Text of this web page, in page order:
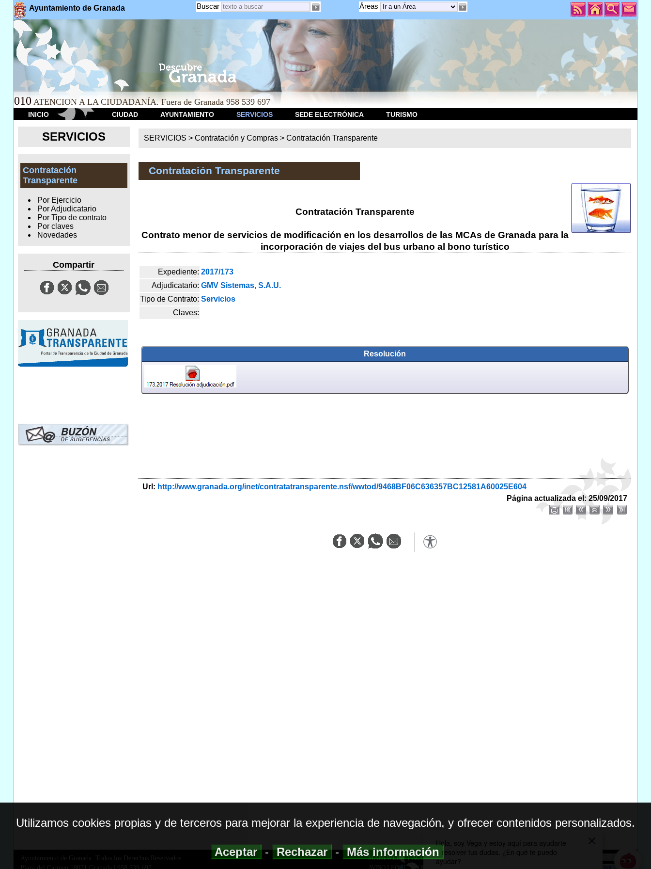
Ayuntamiento de Granada Áreas
Buscar
010 ATENCION A LA CIUDADANÍA. Fuera de Granada 958 539 697
INICIO CIUDAD AYUNTAMIENTO SERVICIOS SEDE ELECTRÓNICA TURISMO
SERVICIOS
Contratación
Transparente
Por Ejercicio
Por Adjudicatario
Por Tipo de contrato
Por claves
Novedades
Compartir
SERVICIOS >Contratación y Compras >Contratación Transparente
Contratación Transparente
Contratación Transparente
Contrato menor de servicios de modificación en los desarrollos de las MCAs de Granada para la
incorporación de viajes del bus urbano al bono turístico
Expediente: 2017/173
Adjudicatario: GMV Sistemas, S.A.U.
Tipo de Contrato: Servicios
Claves:
Resolución
Url: http://www.granada.org/inet/contratatransparente.nsf/wwtod/9468BF06C636357BC12581A60025E604
Página actualizada el: 25/09/2017
Ayuntamiento de Granada. Todos los Derechos Reservados.
MAPA WEB|ACCESIBILIDAD
AVISO LEGAL| POLITICA DE PRIVACIDAD
Utilizamos cookies propias y de terceros para mejorar la experiencia de navegación, y ofrecer contenidos personalizados.
Aceptar-Rechazar-Más información